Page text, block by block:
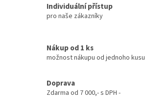
Individuální přístup
pro naše zákazníky
Nákup od 1 ks
možnost nákupu od jednoho kusu
Doprava
Zdarma od 7 000,- s DPH -